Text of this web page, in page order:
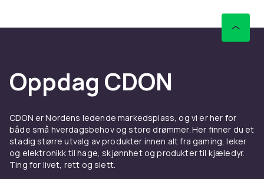
Oppdag CDON
CDON er Nordens ledende markedsplass, og vi er her for
både små hverdagsbehov og store drømmer. Her finner du et
stadig større utvalg av produkter innen alt fra gaming, leker
og elektronikk til hage, skjønnhet og produkter til kjæledyr.
Ting for livet, rett og slett.